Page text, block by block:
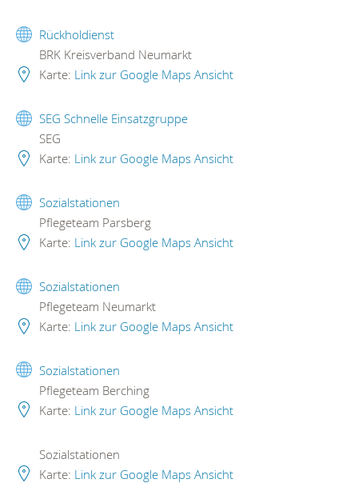
Rückholdienst
BRK Kreisverband Neumarkt
Karte: Link zur Google Maps Ansicht
SEG Schnelle Einsatzgruppe
SEG
Karte: Link zur Google Maps Ansicht
Sozialstationen
Pflegeteam Parsberg
Karte: Link zur Google Maps Ansicht
Sozialstationen
Pflegeteam Neumarkt
Karte: Link zur Google Maps Ansicht
Sozialstationen
Pflegeteam Berching
Karte: Link zur Google Maps Ansicht
Sozialstationen
Karte: Link zur Google Maps Ansicht